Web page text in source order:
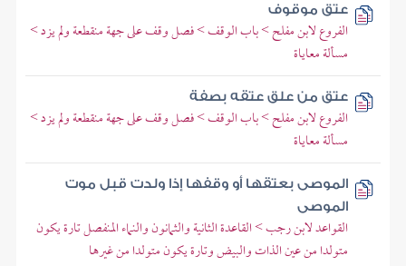
عتق موقوف
الفروع لابن مفلح > باب الوقف > فصل وقف على جهة منقطعة ولم يزد >
مسألة معاياة
عتق من علق عتقه بصفة
الفروع لابن مفلح > باب الوقف > فصل وقف على جهة منقطعة ولم يزد >
مسألة معاياة
الموصى بعتقها أو وقفها إذا ولدت قبل موت
الموصى
القواعد لابن رجب > القاعدة الثانية والثمانون والنماء المنفصل تارة يكون
متولدا من عين الذات والبيض وتارة يكون متولدا من غيرها